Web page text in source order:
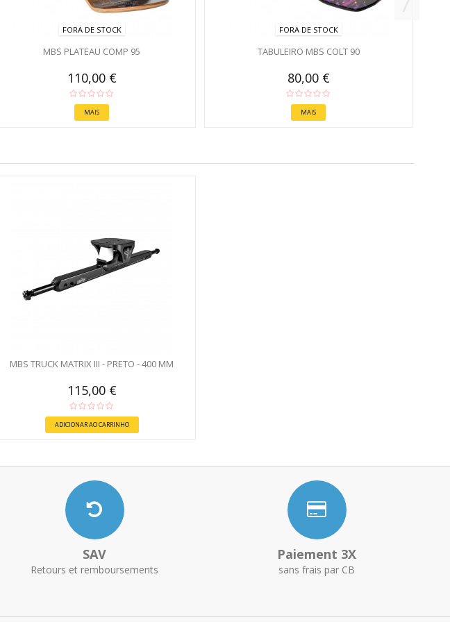
FORA DE STOCK
MBS PLATEAU COMP 95
110,00 €
MAIS
FORA DE STOCK
TABULEIRO MBS COLT 90
80,00 €
MAIS
MBS TRUCK MATRIX III - PRETO - 400 MM
115,00 €
ADICIONAR AO CARRINHO
SAV
Retours et remboursements
Paiement 3X
sans frais par CB